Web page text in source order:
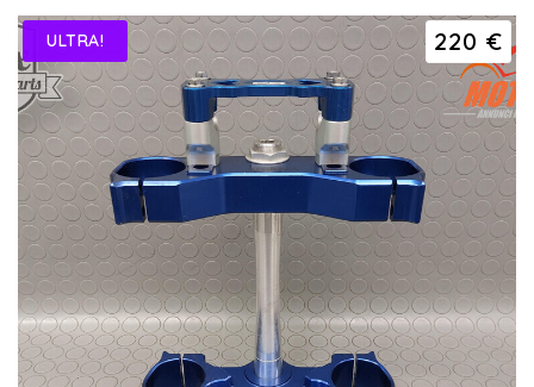
220 €
ULTRA!